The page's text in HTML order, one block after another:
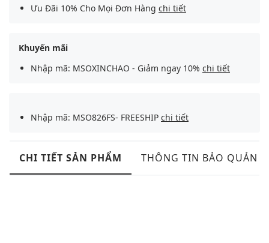
Ưu Đãi 10% Cho Mọi Đơn Hàng chi tiết
Khuyến mãi
Nhập mã: MSOXINCHAO - Giảm ngay 10% chi tiết
Nhập mã: MSO826FS- FREESHIP chi tiết
CHI TIẾT SẢN PHẨM THÔNG TIN BẢO QUẢN